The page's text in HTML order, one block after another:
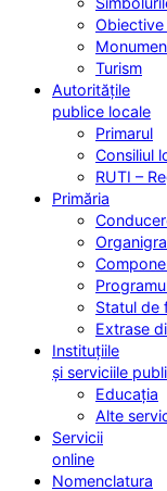
Turism
Autoritățile
publice locale
Primarul
Consiliul
RUTI –
Primăria
Statul de
Extrase
Instituțiile
și serviciile
Educația
Alte
Servicii
online
Nomenclatura